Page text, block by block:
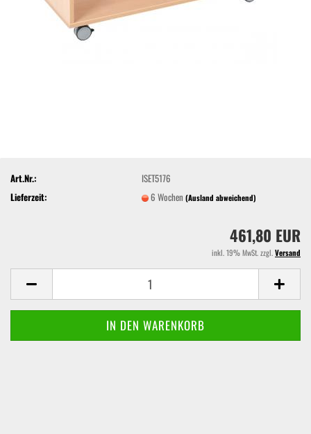
Art.Nr.:
ISET5176
Lieferzeit:
6 Wochen(Ausland abweichend)
461,80 EUR
inkl. 19% MwSt. zzgl.Versand